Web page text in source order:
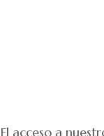
El acceso a